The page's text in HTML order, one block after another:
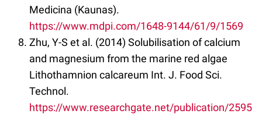
Medicina (Kaunas).
https://www.mdpi.com/1648-9144/61/9/1569
Zhu, Y-S et al. (2014) Solubilisation of calcium
and magnesium from the marine red algae
Lithothamnion calcareum Int. J. Food Sci.
Technol.
https://www.researchgate.net/publication/2595